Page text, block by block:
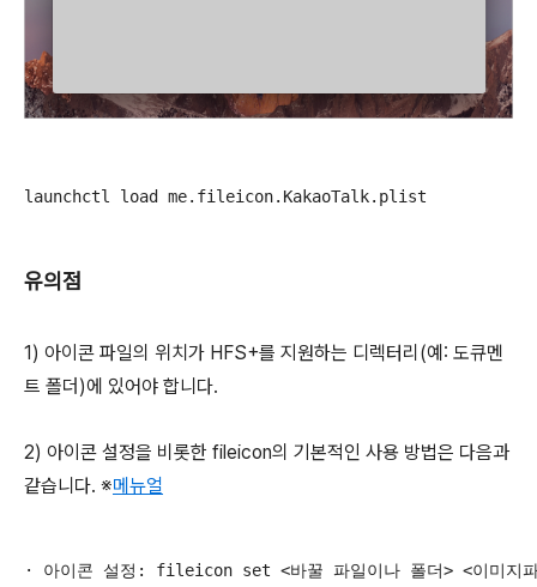
launchctl load me.fileicon.KakaoTalk.plist
유의점
1) 아이콘 파일의 위치가 HFS+를 지원하는 디렉터리(예: 도큐멘
트 폴더)에 있어야 합니다.
2) 아이콘 설정을 비롯한 fileicon의 기본적인 사용 방법은 다음과
같습니다. ※메뉴얼
· 아이콘 설정: fileicon set <바꿀 파일이나 폴더> <이미지